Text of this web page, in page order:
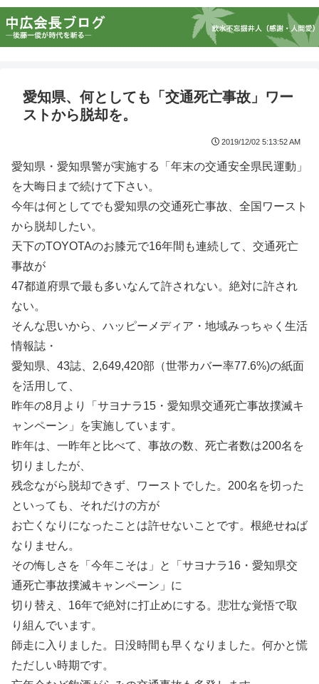
愛知県、何としても「交通死亡事故」ワー
ストから脱却を。
2019/12/02 5:13:52 AM
愛知県・愛知県警が実施する「年末の交通安全県民運動」
を大晦日まで続けて下さい。
今年は何としてでも愛知県の交通死亡事故、全国ワースト
から脱却したい。
天下のTOYOTAのお膝元で16年間も連続して、交通死亡
事故が
47都道府県で最も多いなんて許されない。絶対に許され
ない。
そんな思いから、ハッピーメディア・地域みっちゃく生活
情報誌・
愛知県、43誌、2,649,420部（世帯カバー率77.6%)の紙面
を活用して、
昨年の8月より「サヨナラ15・愛知県交通死亡事故撲滅キ
ャンペーン」を実施しています。
昨年は、一昨年と比べて、事故の数、死亡者数は200名を
切りましたが、
残念ながら脱却できず、ワーストでした。200名を切った
といっても、それだけの方が
お亡くなりになったことは許せないことです。根絶せねば
なりません。
その悔しさを「今年こそは」と「サヨナラ16・愛知県交
通死亡事故撲滅キャンペーン」に
切り替え、16年で絶対に打止めにする。悲壮な覚悟で取
り組んでいます。
師走に入りました。日没時間も早くなりました。何かと慌
ただしい時期です。